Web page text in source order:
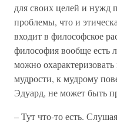
для своих целей и нужд
проблемы, что и
входит в философское
философия вообще есть
можно
мудрости, к мудрому
Эдуард, не может быть
– Тут что-то есть.